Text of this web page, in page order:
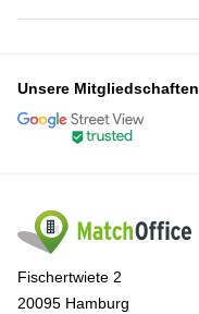
Unsere Mitgliedschaften
Fischertwiete 2
20095 Hamburg